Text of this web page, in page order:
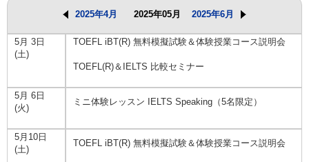
2025年4月 2025年05月 2025年6月
5月 3日
(土)
TOEFL iBT(R) 無料模擬試験＆体験授業コース説明会
TOEFL(R)＆IELTS 比較セミナー
5月 6日
(火)
ミニ体験レッスン IELTS Speaking（5名限定）
5月10日
(土)
TOEFL iBT(R) 無料模擬試験＆体験授業コース説明会